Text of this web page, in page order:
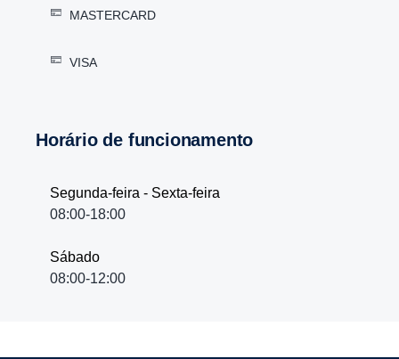
MASTERCARD
VISA
Horário de funcionamento
Segunda-feira - Sexta-feira
08:00-18:00
Sábado
08:00-12:00